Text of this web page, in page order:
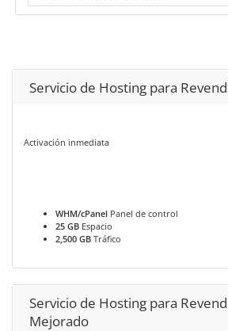
Servicio de Hosting para
Activación inmediata
WHM/cPanel Panel de control
25 GB Espacio
2,500 GB Tráfico
Servicio de Hosting para
Mejorado